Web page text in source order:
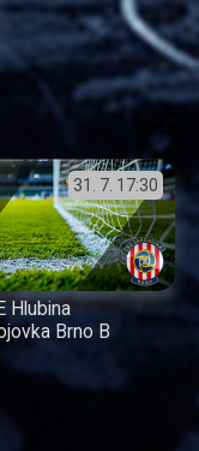
31. 7. 17:30
Hlubina
Brno B